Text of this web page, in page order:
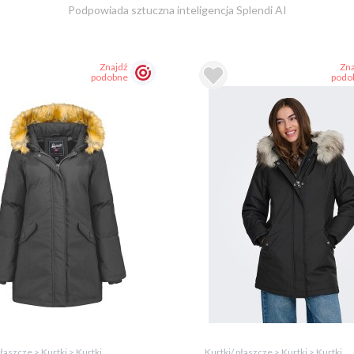
Podpowiada sztuczna inteligencja Splendi AI
Znajdź
podobne